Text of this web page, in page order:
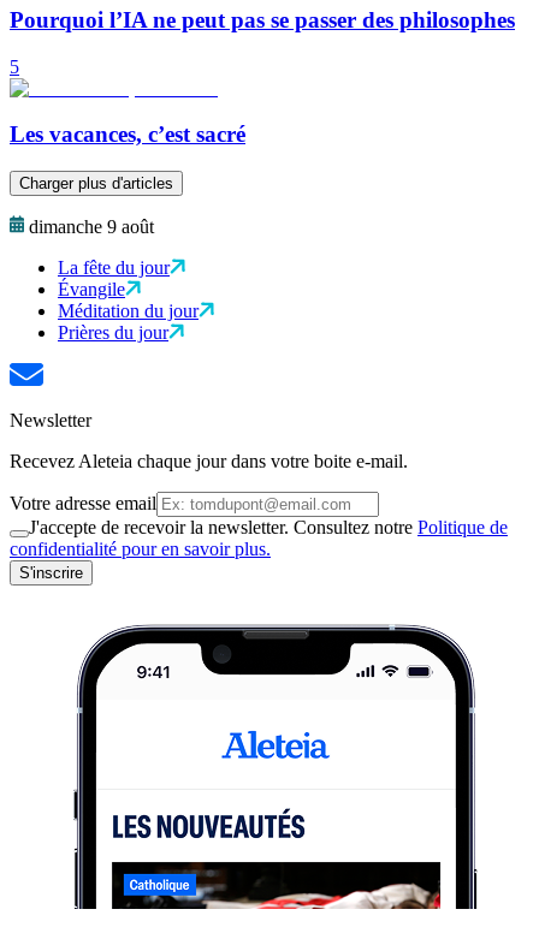
Pourquoi l’IA ne peut pas se passer des philosophes
5
Les vacances, c’est sacré
Charger plus d'articles
dimanche 9 août
La fête du jour
Évangile
Méditation du jour
Prières du jour
Newsletter
Recevez Aleteia chaque jour dans votre boite e-mail.
Votre adresse email
J'accepte de recevoir la newsletter. Consultez notre Politique de
confidentialité pour en savoir plus.
S'inscrire